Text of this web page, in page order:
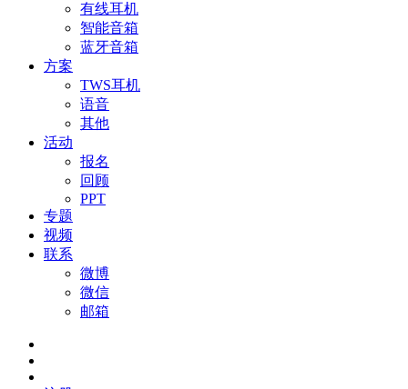
有线耳机
智能音箱
蓝牙音箱
方案
TWS耳机
语音
其他
活动
报名
回顾
PPT
专题
视频
联系
微博
微信
邮箱